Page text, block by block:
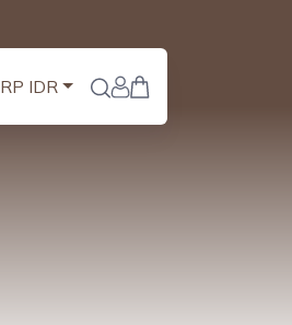
RP IDR